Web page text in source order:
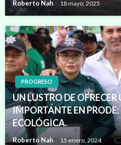
Roberto Nah 18 mayo, 2025
PROGRESO
UN LUSTRO DE
IMPORTANTE EN
ECOLÓGICA.
Roberto Nah 15 enero, 2024